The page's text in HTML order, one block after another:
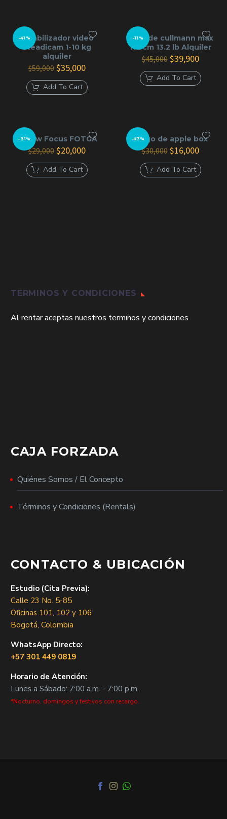
-41%
Estabilizador video
steadicam 1-10 kg
alquiler
$59,000 El
precio
original
era:
$35,000El
actual
es:
Add To Cart
-11%
Tripode cullmann max
178cm 13.2 lb Alquiler
$45,000 El
precio
original
era:
$39,900El
actual
es:
Add To Cart
-31%
Follow Focus FOTGA
$29,000 El
precio
original
era:
$20,000El
actual
es:
Add To Cart
-47%
juego de apple box
$30,000 El
precio
original
era:
$16,000El
actual
es:
Add To Cart
TERMINOS Y CONDICIONES
Al rentar aceptas nuestros terminos y condiciones
CAJA FORZADA
Quiénes Somos / El Concepto
Términos y Condiciones (Rentals)
CONTACTO & UBICACIÓN
Estudio (Cita Previa):
Calle 23 No. 5-85
Oficinas 101, 102 y 106
Bogotá, Colombia
WhatsApp Directo:
+57 301 449 0819
Horario de Atención:
Lunes a Sábado: 7:00 a.m. - 7:00 p.m.
*Nocturno, domingos y festivos con recargo.